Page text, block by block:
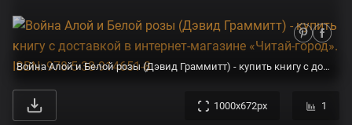
Война Алой и Белой розы (Дэвид Граммитт) - купить книгу с доставкой в интернет-магазине «Читай-город». ISBN: 978-5-38-914651-8
1000x672px 1